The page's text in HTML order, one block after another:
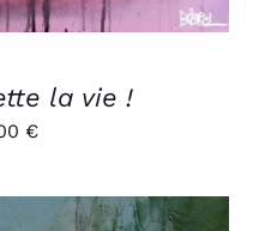
la vie !
€